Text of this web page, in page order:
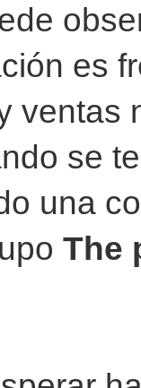
es
ventas
se
una
The